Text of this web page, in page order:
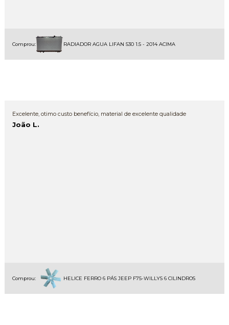
Comprou: RADIADOR AGUA LIFAN 530 1.5 - 2014 ACIMA
Excelente, otimo custo benefício, material de excelente qualidade
João L.
Comprou: HELICE FERRO 6 PÁS JEEP F75-WILLYS 6 CILINDROS